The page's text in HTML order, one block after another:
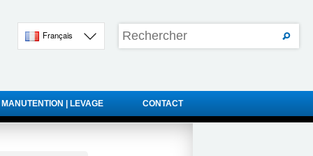
Français
| LEVAGE CONTACT